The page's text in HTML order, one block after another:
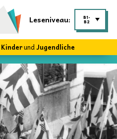
Leseniveau:
B1-
B2
KinderundJugendliche